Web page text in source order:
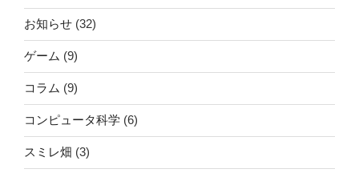
お知らせ (32)
ゲーム (9)
コラム (9)
コンピュータ科学 (6)
スミレ畑 (3)